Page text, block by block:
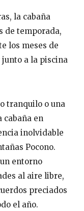
la cabaña
de temporada,
los meses de
a la piscina
tranquilo o una
cabaña en
inolvidable
Pocono.
entorno
al aire libre,
preciados
el año.